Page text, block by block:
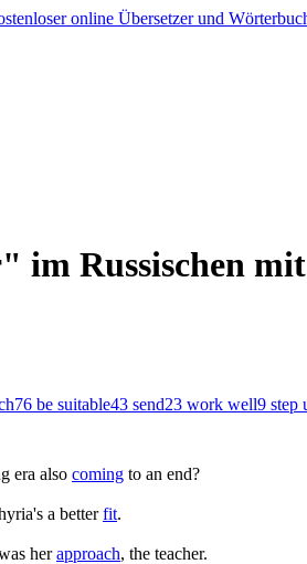
online Übersetzer und
im Russischen
76 be suitable43 send23 work well9 step
era also coming to an end?
a betterfit.
herapproach, the teacher.